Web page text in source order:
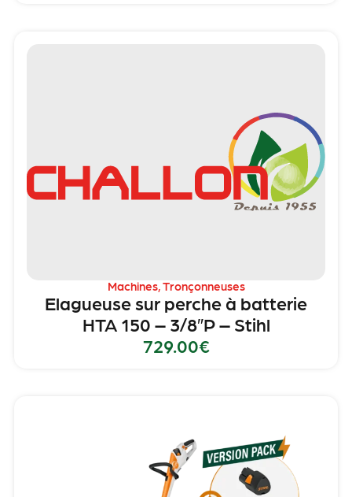
Machines, Tronçonneuses
Elagueuse sur perche à batterie
HTA 150 – 3/8″P – Stihl
729.00€